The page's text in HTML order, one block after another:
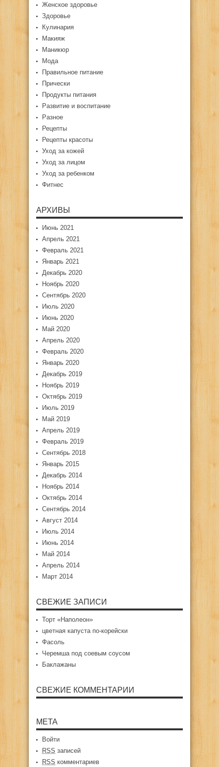
Женское здоровье
Здоровье
Кулинария
Макияж
Маникюр
Мода
Правильное питание
Прически
Продукты питания
Развитие и воспитание
Разное
Рецепты
Рецепты красоты
Уход за кожей
Уход за лицом
Уход за ребенком
Фитнес
АРХИВЫ
Июнь 2021
Апрель 2021
Февраль 2021
Январь 2021
Декабрь 2020
Ноябрь 2020
Сентябрь 2020
Июль 2020
Июнь 2020
Май 2020
Апрель 2020
Февраль 2020
Январь 2020
Декабрь 2019
Ноябрь 2019
Октябрь 2019
Июль 2019
Май 2019
Апрель 2019
Февраль 2019
Сентябрь 2018
Январь 2015
Декабрь 2014
Ноябрь 2014
Октябрь 2014
Сентябрь 2014
Август 2014
Июль 2014
Июнь 2014
Май 2014
Апрель 2014
Март 2014
СВЕЖИЕ ЗАПИСИ
Торт «Наполеон»
цветная капуста по-корейски
Фасоль
Черемша под соевым соусом
Баклажаны
СВЕЖИЕ КОММЕНТАРИИ
МЕТА
Войти
RSS записей
RSS комментариев